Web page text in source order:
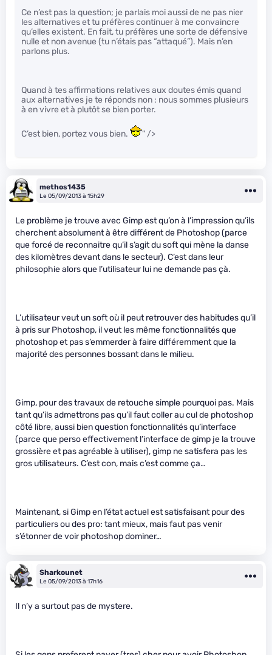
Ce n’est pas la question; je parlais moi aussi de ne pas nier
les alternatives et tu préfères continuer à me convaincre
qu’elles existent. En fait, tu préfères une sorte de défensive
nulle et non avenue (tu n’étais pas “attaqué”). Mais n’en
parlons plus.
Quand à tes affirmations relatives aux doutes émis quand
aux alternatives je te réponds non : nous sommes plusieurs
à en vivre et à plutôt se bien porter.
C’est bien, portez vous bien. " />
methos1435
Le 05/09/2013 à 15h29
Le problème je trouve avec Gimp est qu’on à l’impression qu’ils
cherchent absolument à être différent de Photoshop (parce
que forcé de reconnaitre qu’il s’agit du soft qui mène la danse
des kilomètres devant dans le secteur). C’est dans leur
philosophie alors que l’utilisateur lui ne demande pas çà.
L’utilisateur veut un soft où il peut retrouver des habitudes qu’il
à pris sur Photoshop, il veut les même fonctionnalités que
photoshop et pas s’emmerder à faire différemment que la
majorité des personnes bossant dans le milieu.
Gimp, pour des travaux de retouche simple pourquoi pas. Mais
tant qu’ils admettrons pas qu’il faut coller au cul de photoshop
côté libre, aussi bien question fonctionnalités qu’interface
(parce que perso effectivement l’interface de gimp je la trouve
grossière et pas agréable à utiliser), gimp ne satisfera pas les
gros utilisateurs. C’est con, mais c’est comme ça…
Maintenant, si Gimp en l’état actuel est satisfaisant pour des
particuliers ou des pro: tant mieux, mais faut pas venir
s’étonner de voir photoshop dominer…
Sharkounet
Le 05/09/2013 à 17h16
Il n’y a surtout pas de mystere.